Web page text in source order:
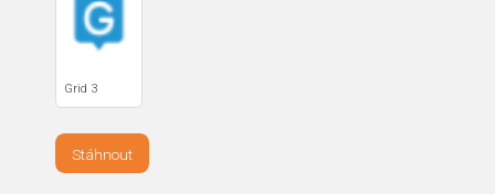
Grid 3
Stáhnout